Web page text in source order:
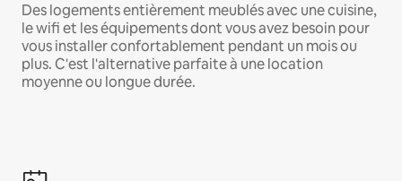
Des logements entièrement meublés avec une cuisine,
le wifi et les équipements dont vous avez besoin pour
vous installer confortablement pendant un mois ou
plus. C'est l'alternative parfaite à une location
moyenne ou longue durée.